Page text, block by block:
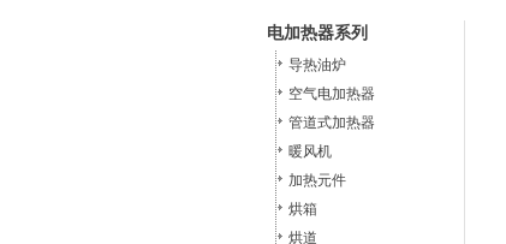
电加热器系列
导热油炉
空气电加热器
管道式加热器
暖风机
加热元件
烘箱
烘道